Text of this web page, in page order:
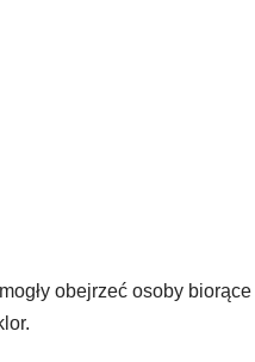
obejrzeć osoby